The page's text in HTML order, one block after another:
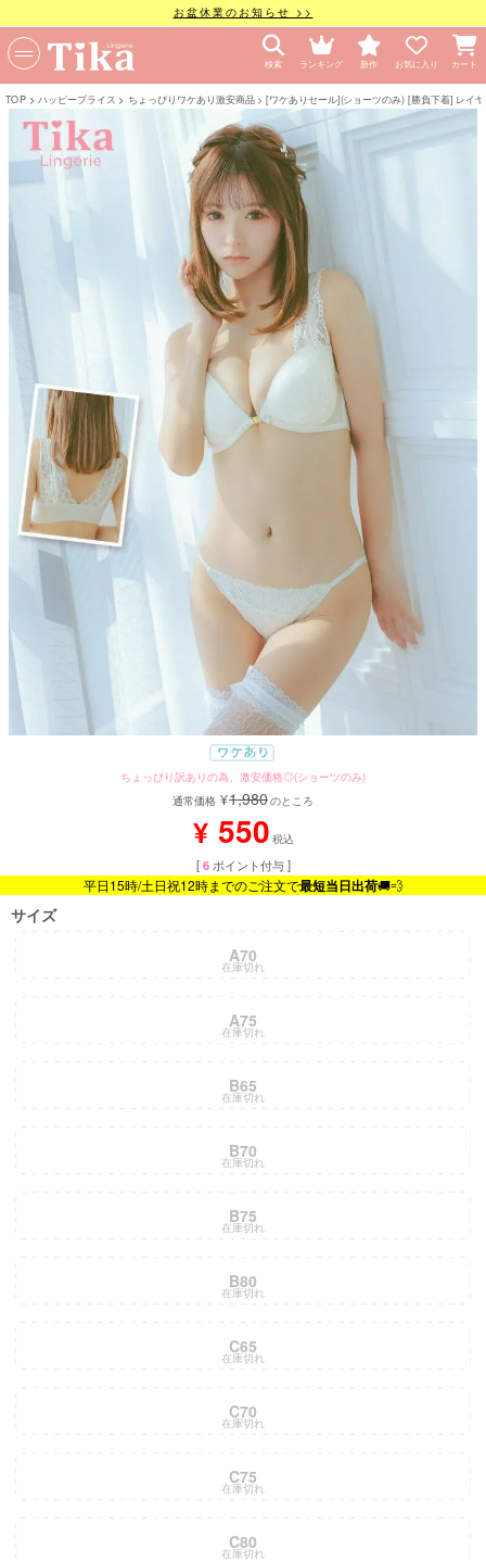
お盆休業のお知らせ >>
検索 ランキング 新作 お気に入り カート
TOP ハッピープライス ちょっぴりワケあり激安商品 [ワケありセール](ショーツのみ) [勝負下着] レイ
ちょっぴり訳ありの為、激安価格◎(ショーツのみ)
通常価格 ¥1,980のところ
¥ 550 税込
[ 6 ポイント付与 ]
平日15時/土日祝12時までのご注文で最短当日出荷🚚💨
サイズ
A70
在庫切れ
A75
在庫切れ
B65
在庫切れ
B70
在庫切れ
B75
在庫切れ
B80
在庫切れ
C65
在庫切れ
C70
在庫切れ
C75
在庫切れ
C80
在庫切れ